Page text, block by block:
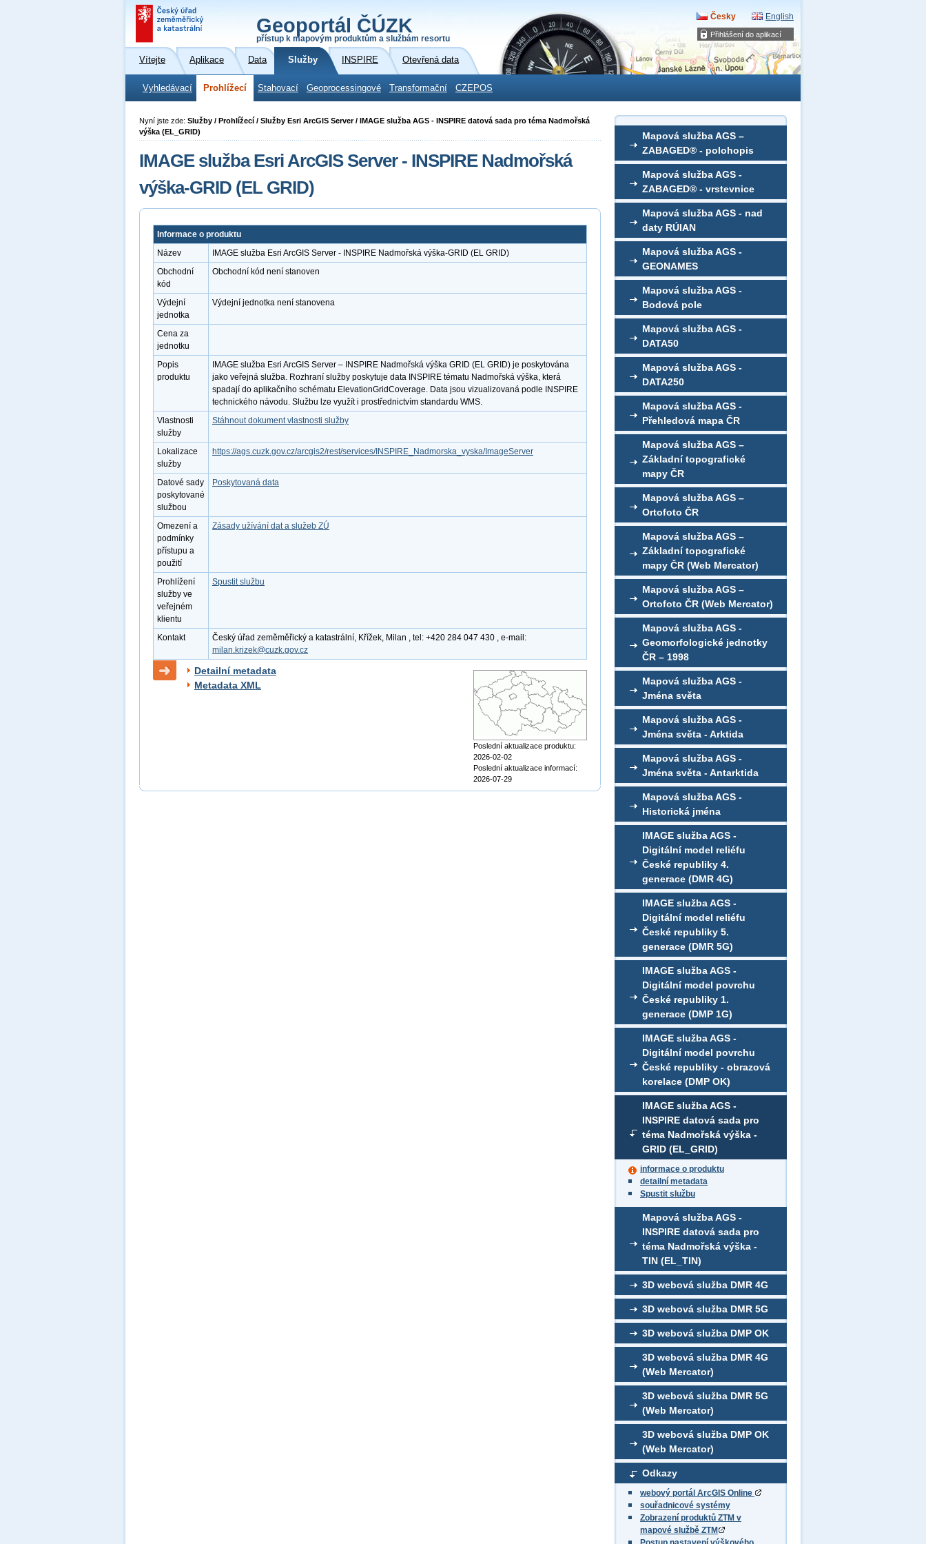
Přihlášení do aplikací
Geoportál ČÚZK
přístup k mapovým produktům a službám resortu
Česky English
Vítejte Aplikace Data Služby INSPIRE Otevřená data
Vyhledávací Prohlížecí Stahovací Geoprocessingové Transformační CZEPOS
Mapová služba AGS –
ZABAGED® - polohopis
Mapová služba AGS -
ZABAGED® - vrstevnice
Mapová služba AGS - nad
daty RÚIAN
Mapová služba AGS -
GEONAMES
Mapová služba AGS -
Bodová pole
Mapová služba AGS -
DATA50
Mapová služba AGS -
DATA250
Mapová služba AGS -
Přehledová mapa ČR
Mapová služba AGS –
Základní topografické
mapy ČR
Mapová služba AGS –
Ortofoto ČR
Mapová služba AGS –
Základní topografické
mapy ČR (Web Mercator)
Mapová služba AGS –
Ortofoto ČR (Web Mercator)
Mapová služba AGS -
Geomorfologické jednotky
ČR – 1998
Mapová služba AGS -
Jména světa
Mapová služba AGS -
Jména světa - Arktida
Mapová služba AGS -
Jména světa - Antarktida
Mapová služba AGS -
Historická jména
IMAGE služba AGS -
Digitální model reliéfu
České republiky 4.
generace (DMR 4G)
IMAGE služba AGS -
Digitální model reliéfu
České republiky 5.
generace (DMR 5G)
IMAGE služba AGS -
Digitální model povrchu
České republiky 1.
generace (DMP 1G)
IMAGE služba AGS -
Digitální model povrchu
České republiky - obrazová
korelace (DMP OK)
IMAGE služba AGS -
INSPIRE datová sada pro
téma Nadmořská výška -
GRID (EL_GRID)
informace o produktu
detailní metadata
Spustit službu
Mapová služba AGS -
INSPIRE datová sada pro
téma Nadmořská výška -
TIN (EL_TIN)
3D webová služba DMR 4G
3D webová služba DMR 5G
3D webová služba DMP OK
3D webová služba DMR 4G
(Web Mercator)
3D webová služba DMR 5G
(Web Mercator)
3D webová služba DMP OK
(Web Mercator)
Odkazy
webový portál ArcGIS Online
souřadnicové systémy
Zobrazení produktů ZTM v
mapové službě ZTM
Nyní jste zde: Služby / Prohlížecí / Služby Esri ArcGIS Server / IMAGE služba AGS - INSPIRE datová sada pro téma Nadmořská
výška (EL_GRID)
IMAGE služba Esri ArcGIS Server - INSPIRE Nadmořská
výška-GRID (EL GRID)
Informace o produktu
Název
IMAGE služba Esri ArcGIS Server - INSPIRE Nadmořská výška-GRID (EL GRID)
Obchodní
kód
Obchodní kód není stanoven
Výdejní
jednotka
Výdejní jednotka není stanovena
Cena za
jednotku
Popis
produktu
IMAGE služba Esri ArcGIS Server – INSPIRE Nadmořská výška GRID (EL GRID) je poskytována
jako veřejná služba. Rozhraní služby poskytuje data INSPIRE tématu Nadmořská výška, která
spadají do aplikačního schématu ElevationGridCoverage. Data jsou vizualizovaná podle INSPIRE
technického návodu. Službu lze využít i prostřednictvím standardu WMS.
Vlastnosti
služby
Stáhnout dokument vlastnosti služby
Lokalizace
služby
https://ags.cuzk.gov.cz/arcgis2/rest/services/INSPIRE_Nadmorska_vyska/ImageServer
Datové sady
poskytované
službou
Poskytovaná data
Omezení a
podmínky
přístupu a
použití
Zásady užívání dat a služeb ZÚ
Prohlížení
služby ve
veřejném
klientu
Spustit službu
Kontakt
Český úřad zeměměřický a katastrální, Křížek, Milan , tel: +420 284 047 430 , e-mail:
milan.krizek@cuzk.gov.cz
Detailní metadata
Metadata XML
Poslední aktualizace produktu:
2026-02-02
Poslední aktualizace informací:
2026-07-29